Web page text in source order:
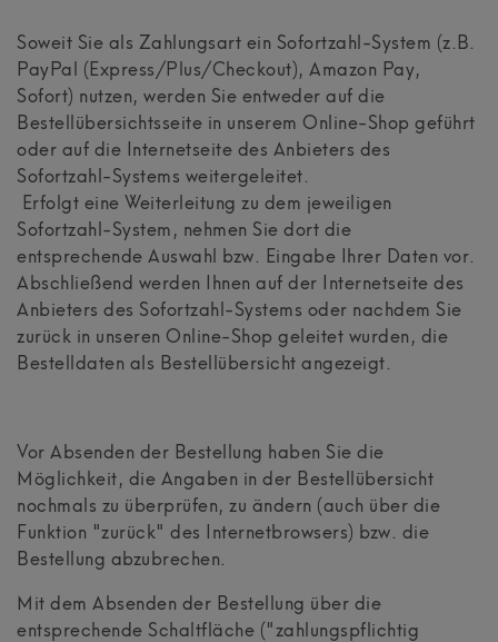
Soweit Sie als Zahlungsart ein Sofortzahl-System (z.B.
PayPal (Express/Plus/Checkout), Amazon Pay,
Sofort) nutzen, werden Sie entweder auf die
Bestellübersichtsseite in unserem Online-Shop geführt
oder auf die Internetseite des Anbieters des
Sofortzahl-Systems weitergeleitet.
Erfolgt eine Weiterleitung zu dem jeweiligen
Sofortzahl-System, nehmen Sie dort die
entsprechende Auswahl bzw. Eingabe Ihrer Daten vor.
Abschließend werden Ihnen auf der Internetseite des
Anbieters des Sofortzahl-Systems oder nachdem Sie
zurück in unseren Online-Shop geleitet wurden, die
Bestelldaten als Bestellübersicht angezeigt.
Vor Absenden der Bestellung haben Sie die
Möglichkeit, die Angaben in der Bestellübersicht
nochmals zu überprüfen, zu ändern (auch über die
Funktion "zurück" des Internetbrowsers) bzw. die
Bestellung abzubrechen.
Mit dem Absenden der Bestellung über die
entsprechende Schaltfläche ("zahlungspflichtig